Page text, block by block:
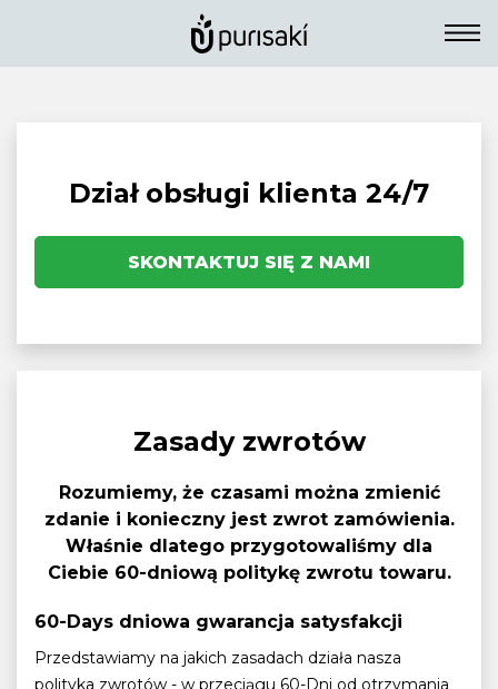
Dział obsługi klienta 24/7
SKONTAKTUJ SIĘ Z NAMI
Zasady zwrotów
Rozumiemy, że czasami można zmienić
zdanie i konieczny jest zwrot zamówienia.
Właśnie dlatego przygotowaliśmy dla
Ciebie 60-dniową politykę zwrotu towaru.
60-Days dniowa gwarancja satysfakcji
Przedstawiamy na jakich zasadach działa nasza
polityka zwrotów - w przeciągu 60-Dni od otrzymania